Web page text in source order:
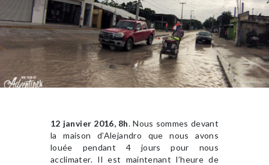
12 janvier 2016, 8h. Nous sommes devant
la maison d’Alejandro que nous avons
louée pendant 4 jours pour nous
acclimater. Il est maintenant l’heure de